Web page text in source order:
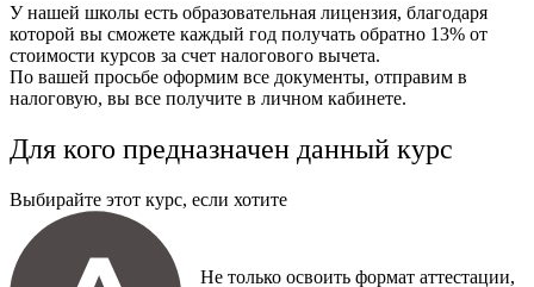
У нашей школы есть образовательная лицензия, благодаря
которой вы сможете каждый год получать обратно 13% от
стоимости курсов за счет налогового вычета.
По вашей просьбе оформим все документы, отправим в
налоговую, вы все получите в личном кабинете.
Для кого предназначен данный курс
Выбирайте этот курс, если хотите
Не только освоить формат аттестации,